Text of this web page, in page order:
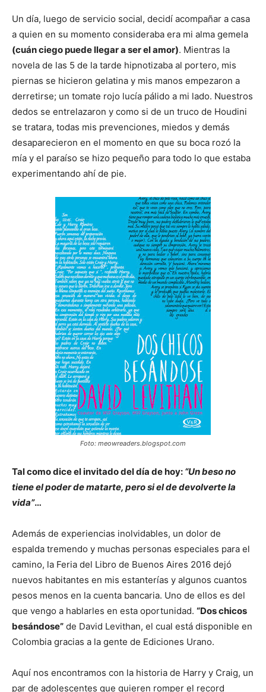
Un día, luego de servicio social, decidí acompañar a casa
a quien en su momento consideraba era mi alma gemela
(cuán ciego puede llegar a ser el amor). Mientras la
novela de las 5 de la tarde hipnotizaba al portero, mis
piernas se hicieron gelatina y mis manos empezaron a
derretirse; un tomate rojo lucía pálido a mi lado. Nuestros
dedos se entrelazaron y como si de un truco de Houdini
se tratara, todas mis prevenciones, miedos y demás
desaparecieron en el momento en que su boca rozó la
mía y el paraíso se hizo pequeño para todo lo que estaba
experimentando ahí de pie.
Foto: meowreaders.blogspot.com
Tal como dice el invitado del día de hoy: “Un beso no
tiene el poder de matarte, pero si el de devolverte la
vida”…
Además de experiencias inolvidables, un dolor de
espalda tremendo y muchas personas especiales para el
camino, la Feria del Libro de Buenos Aires 2016 dejó
nuevos habitantes en mis estanterías y algunos cuantos
pesos menos en la cuenta bancaria. Uno de ellos es del
que vengo a hablarles en esta oportunidad. “Dos chicos
besándose” de David Levithan, el cual está disponible en
Colombia gracias a la gente de Ediciones Urano.
Aquí nos encontramos con la historia de Harry y Craig, un
par de adolescentes que quieren romper el record